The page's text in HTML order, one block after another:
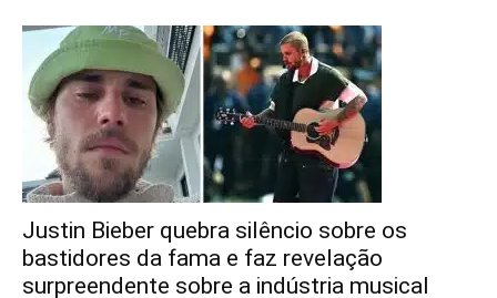
Justin Bieber quebra silêncio sobre os
bastidores da fama e faz revelação
surpreendente sobre a indústria musical